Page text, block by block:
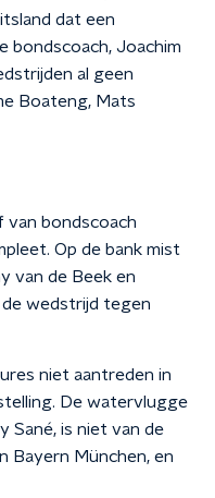
dat een
bondscoach, Joachim
al geen
Boateng, Mats
van bondscoach
Op de bank mist
van de Beek en
wedstrijd tegen
niet aantreden in
De watervlugge
Sané, is niet van de
Bayern München, en